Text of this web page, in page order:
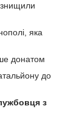
знищили
яка
донатом
до
з